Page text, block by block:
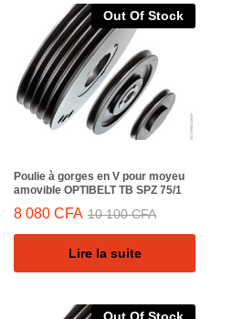
Out Of Stock
Poulie à gorges en V pour moyeu
amovible OPTIBELT TB SPZ 75/1
8 080 CFA 10 100CFA
Lire la suite